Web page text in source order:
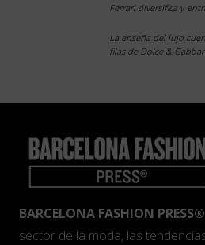
Ferrari diversifica y
La enseña del lujo
filas de Dolce &
BARCELONA FASHION PRESS®
sector de la moda, las